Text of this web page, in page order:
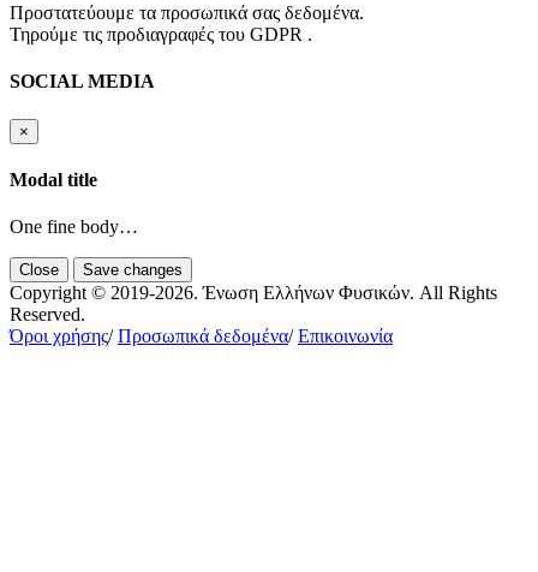
Προστατεύουμε τα προσωπικά σας δεδομένα.
Τηρούμε τις προδιαγραφές του GDPR .
SOCIAL MEDIA
×
Modal title
One fine body…
Close Save changes
Copyright © 2019-2026. Ένωση Ελλήνων Φυσικών. All Rights
Reserved.
Όροι χρήσης/Προσωπικά δεδομένα/Επικοινωνία